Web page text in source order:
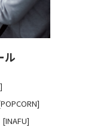
ル